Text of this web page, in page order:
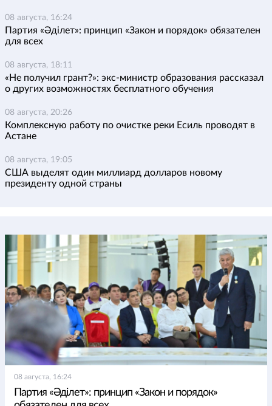
08 августа, 16:24
Партия «Әділет»: принцип «Закон и порядок» обязателен
для всех
08 августа, 18:11
«Не получил грант?»: экс-министр образования рассказал
о других возможностях бесплатного обучения
08 августа, 20:26
Комплексную работу по очистке реки Есиль проводят в
Астане
08 августа, 19:05
США выделят один миллиард долларов новому
президенту одной страны
08 августа, 16:24
Партия «Әділет»: принцип «Закон и порядок»